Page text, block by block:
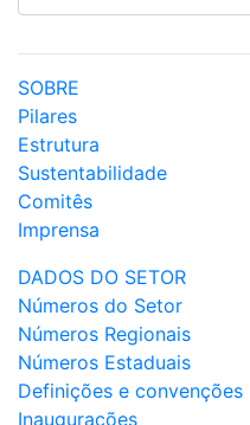
SOBRE
Pilares
Estrutura
Sustentabilidade
Comitês
Imprensa
DADOS DO SETOR
Números do Setor
Números Regionais
Números Estaduais
Definições e convenções
Inaugurações